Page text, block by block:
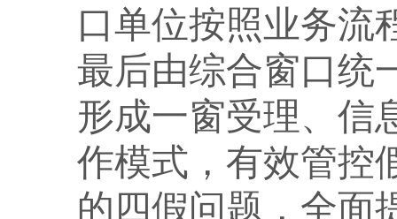
口单位按照业务流
最后由综合窗口统
形成一窗受理、信
作模式，有效管控
的四假问题，全面